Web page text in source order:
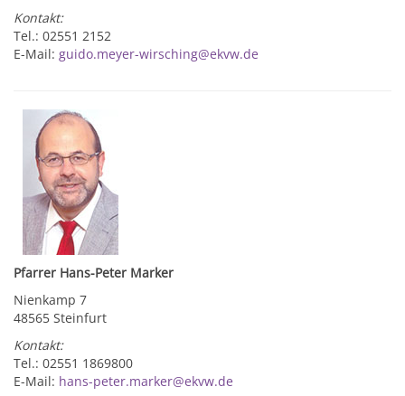
Kontakt:
Tel.: 02551 2152
E-Mail: guido.meyer-wirsching@ekvw.de
Pfarrer Hans-Peter Marker
Nienkamp 7
48565 Steinfurt
Kontakt:
Tel.: 02551 1869800
E-Mail: hans-peter.marker@ekvw.de